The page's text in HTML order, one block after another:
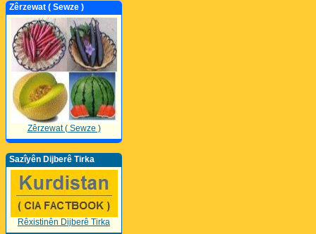
Zêrzewat ( Sewze )
Zêrzewat ( Sewze )
Sazîyên Dijberê Tirka
Rêxistinên Dijberê Tirka